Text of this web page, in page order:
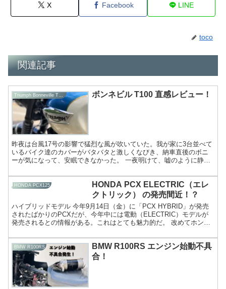
X Facebook LINE
toco
関連記事
ボンネビル T100 直感レビュー！
昨夜は台風17号の影響で猛烈な風が吹いていた。我が家に3台並べて
いるバイク達のカバーがバタバタと激しくなびき、納車直後のボニ
ーが気になって、安眠できなかった。 一夜明けて、嘘のように静か
HONDA PCX125
HONDA PCX ELECTRIC（エレ
クトリック） の発売間近！？
ハイブリッドモデル 今年9月14日（金）に「PCX HYBRID」が発売
されたばかりのPCXだが、今年中には電動（ELECTRIC）モデルが
発売されるとの情報がある。これはとても魅力的だ。 改めてホンダ
BMW R100RS
BMW R100RS エンジン始動不具
合！